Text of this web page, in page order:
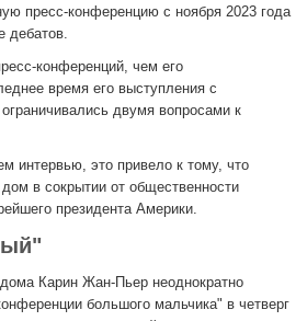
пресс-конференцию с ноября 2023 года
дебатов.
конференций, чем его
время его выступления с
двумя вопросами к
интервью, это привело к тому, что
в сокрытии от общественности
президента Америки.
Карин Жан-Пьер неоднократно
большого мальчика" в четверг